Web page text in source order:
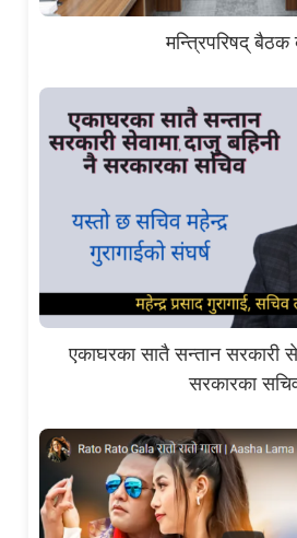
मन्त्रिपरिषद् बैठक
एकाघरका सातै सन्तान सरकारी
सरकारका